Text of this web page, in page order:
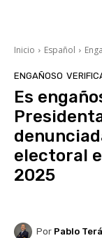
Inicio Español
ENGAÑOSO
Es
electoral
2025
Por Pablo